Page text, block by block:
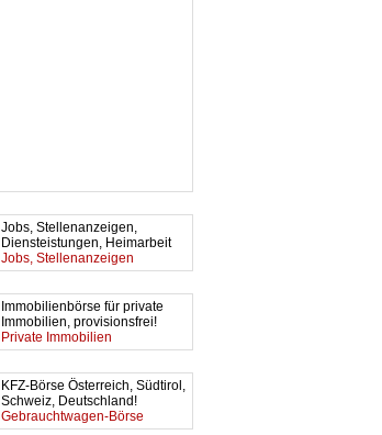
Jobs, Stellenanzeigen,
Diensteistungen, Heimarbeit
Jobs, Stellenanzeigen
Immobilienbörse für private
Immobilien, provisionsfrei!
Private Immobilien
KFZ-Börse Österreich, Südtirol,
Schweiz, Deutschland!
Gebrauchtwagen-Börse